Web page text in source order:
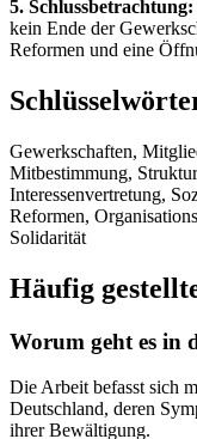
5. Schlussbetrachtung:
kein Ende der
Reformen und eine
Gewerkschaften,
Mitbestimmung,
Interessenvertretung,
Reformen,
Solidarität
Häufig
Worum geht es in
Die Arbeit befasst sich
Deutschland, deren
ihrer Bewältigung.